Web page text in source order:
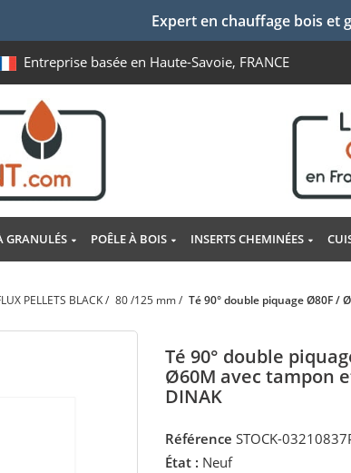
Expert en chauffage bois et
Entreprise basée en Haute-Savoie, FRANCE
GRANULÉS POÊLE À BOIS INSERTS CHEMINÉES
PELLETS BLACK/ 80 /125 mm/ Té 90° double piquage Ø80F /
Té 90° double
Ø60M avec tampon
DINAK
Référence STOCK-
État : Neuf